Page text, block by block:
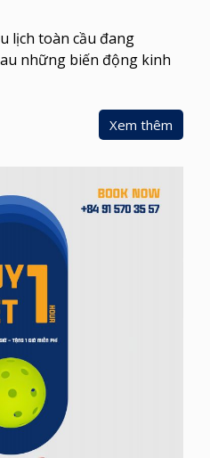
lịch toàn cầu đang
những biến động kinh
Xem thêm